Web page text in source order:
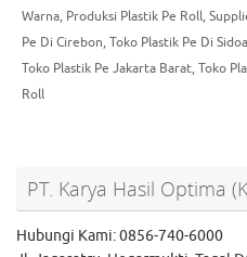
Warna, Produksi Plastik Pe Roll,
Pe Di Cirebon, Toko Plastik Pe Di
Toko Plastik Pe Jakarta Barat, Toko
Roll
PT. Karya Hasil Optima
Hubungi Kami: 0856-740-6000